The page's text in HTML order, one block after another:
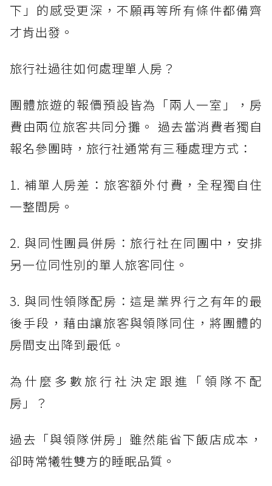
下」的感受更深，不願再等所有條件都備齊
才肯出發。
旅行社過往如何處理單人房？
團體旅遊的報價預設皆為「兩人一室」，房
費由兩位旅客共同分攤。 過去當消費者獨自
報名參團時，旅行社通常有三種處理方式：
1. 補單人房差：旅客額外付費，全程獨自住
一整間房。
2. 與同性團員併房：旅行社在同團中，安排
另一位同性別的單人旅客同住。
3. 與同性領隊配房：這是業界行之有年的最
後手段，藉由讓旅客與領隊同住，將團體的
房間支出降到最低。
為什麼多數旅行社決定跟進「領隊不配
房」？
過去「與領隊併房」雖然能省下飯店成本，
卻時常犧牲雙方的睡眠品質。